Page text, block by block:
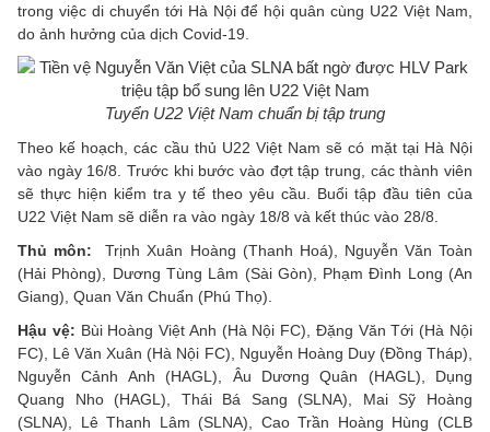
trong việc di chuyển tới Hà Nội để hội quân cùng U22 Việt Nam,
do ảnh hưởng của dịch Covid-19.
Tuyển U22 Việt Nam chuẩn bị tập trung
Theo kế hoạch, các cầu thủ U22 Việt Nam sẽ có mặt tại Hà Nội
vào ngày 16/8. Trước khi bước vào đợt tập trung, các thành viên
sẽ thực hiện kiểm tra y tế theo yêu cầu. Buổi tập đầu tiên của
U22 Việt Nam sẽ diễn ra vào ngày 18/8 và kết thúc vào 28/8.
Thủ môn:
Trịnh Xuân Hoàng (Thanh Hoá), Nguyễn Văn Toàn
(Hải Phòng), Dương Tùng Lâm (Sài Gòn), Phạm Đình Long (An
Giang), Quan Văn Chuẩn (Phú Thọ).
Hậu vệ: Bùi Hoàng Việt Anh (Hà Nội FC), Đặng Văn Tới (Hà Nội
FC), Lê Văn Xuân (Hà Nội FC), Nguyễn Hoàng Duy (Đồng Tháp),
Nguyễn Cảnh Anh (HAGL), Âu Dương Quân (HAGL), Dụng
Quang Nho (HAGL), Thái Bá Sang (SLNA), Mai Sỹ Hoàng
(SLNA), Lê Thanh Lâm (SLNA), Cao Trần Hoàng Hùng (CLB